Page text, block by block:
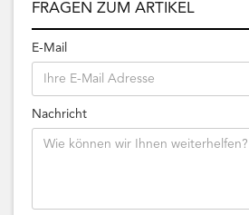
FRAGEN ZUM ARTIKEL
E-Mail
Nachricht